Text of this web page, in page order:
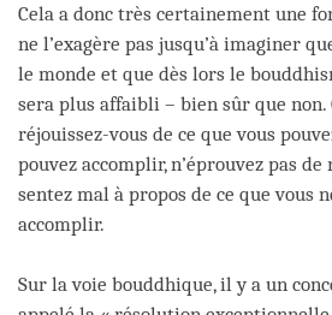
Cela a donc très certainement une
ne l’exagère pas jusqu’à imaginer
le monde et que dès lors le
sera plus affaibli – bien sûr que non.
réjouissez-vous de ce que vous
pouvez accomplir, n’éprouvez pas
sentez mal à propos de ce que vous
accomplir.
Sur la voie bouddhique, il y a un